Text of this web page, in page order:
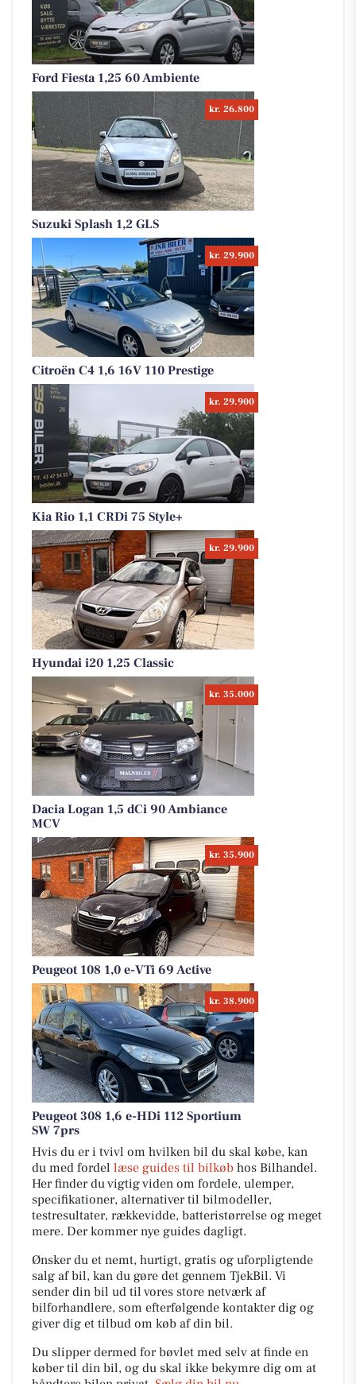
Ford Fiesta 1,25 60 Ambiente
kr. 26.800
Suzuki Splash 1,2 GLS
kr. 29.900
Citroën C4 1,6 16V 110 Prestige
kr. 29.900
Kia Rio 1,1 CRDi 75 Style+
kr. 29.900
Hyundai i20 1,25 Classic
kr. 35.000
Dacia Logan 1,5 dCi 90 Ambiance
MCV
kr. 35.900
Peugeot 108 1,0 e-VTi 69 Active
kr. 38.900
Peugeot 308 1,6 e-HDi 112 Sportium
SW 7prs
Hvis du er i tvivl om hvilken bil du skal købe, kan
du med fordel læse guides til bilkøb hos Bilhandel.
Her finder du vigtig viden om fordele, ulemper,
specifikationer, alternativer til bilmodeller,
testresultater, rækkevidde, batteristørrelse og meget
mere. Der kommer nye guides dagligt.
Ønsker du et nemt, hurtigt, gratis og uforpligtende
salg af bil, kan du gøre det gennem TjekBil. Vi
sender din bil ud til vores store netværk af
bilforhandlere, som efterfølgende kontakter dig og
giver dig et tilbud om køb af din bil.
Du slipper dermed for bøvlet med selv at finde en
køber til din bil, og du skal ikke bekymre dig om at